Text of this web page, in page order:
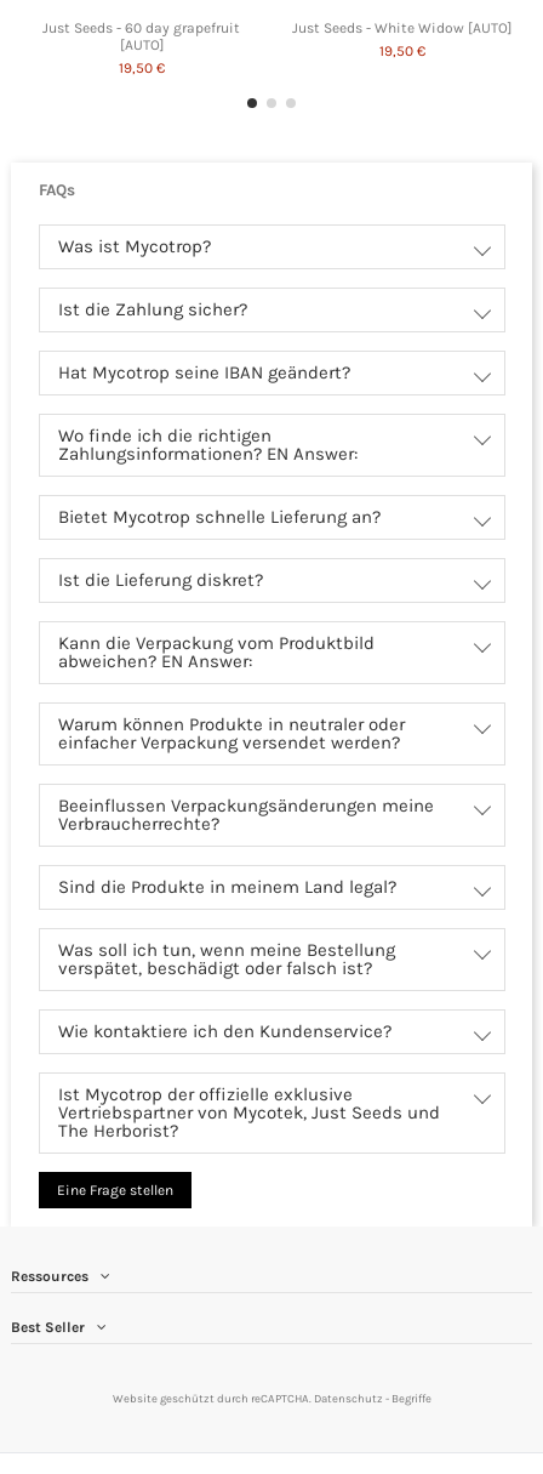
Just Seeds - 60 day grapefruit
[AUTO]
19,50 €
Just Seeds - White Widow [AUTO]
19,50 €
FAQs
Was ist Mycotrop?
Ist die Zahlung sicher?
Hat Mycotrop seine IBAN geändert?
Wo finde ich die richtigen
Zahlungsinformationen? EN Answer:
Bietet Mycotrop schnelle Lieferung an?
Ist die Lieferung diskret?
Kann die Verpackung vom Produktbild
abweichen? EN Answer:
Warum können Produkte in neutraler oder
einfacher Verpackung versendet werden?
Beeinflussen Verpackungsänderungen meine
Verbraucherrechte?
Sind die Produkte in meinem Land legal?
Was soll ich tun, wenn meine Bestellung
verspätet, beschädigt oder falsch ist?
Wie kontaktiere ich den Kundenservice?
Ist Mycotrop der offizielle exklusive
Vertriebspartner von Mycotek, Just Seeds und
The Herborist?
Eine Frage stellen
Ressources
Best Seller
Website geschützt durch reCAPTCHA. Datenschutz - Begriffe